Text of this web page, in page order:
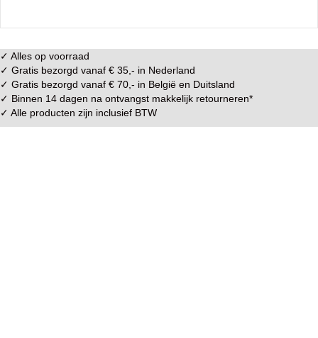
✓ Alles op voorraad
✓ Gratis bezorgd vanaf € 35,- in Nederland
✓ Gratis bezorgd vanaf € 70,- in België en Duitsland
✓ Binnen 14 dagen na ontvangst makkelijk retourneren*
✓ Alle producten zijn inclusief BTW